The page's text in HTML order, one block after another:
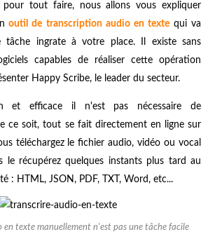
pour tout faire, nous allons vous expliquer
outil de transcription audio en textequi va
tâche ingrate à votre place. Il existe sans
capables de réaliser cette opération
Happy Scribe, le leader du secteur.
et efficace il n'est pas nécessaire de
ce soit, tout se fait directement en ligne sur
téléchargez le fichier audio, vidéo ou vocal
le récupérez quelques instants plus tard au
: HTML, JSON, PDF, TXT, Word, etc...
en texte manuellement n'est pas une tâche facile